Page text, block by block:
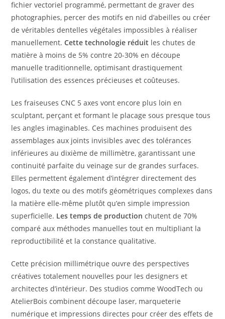
fichier vectoriel programmé, permettant de graver des
photographies, percer des motifs en nid d’abeilles ou créer
de véritables dentelles végétales impossibles à réaliser
manuellement.Cette technologie réduit les chutes de
matière à moins de 5% contre 20-30% en découpe
manuelle traditionnelle, optimisant drastiquement
l’utilisation des essences précieuses et coûteuses.
Les fraiseuses CNC 5 axes vont encore plus loin en
sculptant, perçant et formant le placage sous presque tous
les angles imaginables. Ces machines produisent des
assemblages aux joints invisibles avec des tolérances
inférieures au dixième de millimètre, garantissant une
continuité parfaite du veinage sur de grandes surfaces.
Elles permettent également d’intégrer directement des
logos, du texte ou des motifs géométriques complexes dans
la matière elle-même plutôt qu’en simple impression
superficielle. Les temps de production chutent de 70%
comparé aux méthodes manuelles tout en multipliant la
reproductibilité et la constance qualitative.
Cette précision millimétrique ouvre des perspectives
créatives totalement nouvelles pour les designers et
architectes d’intérieur. Des studios comme WoodTech ou
AtelierBois combinent découpe laser, marqueterie
numérique et impressions directes pour créer des effets de